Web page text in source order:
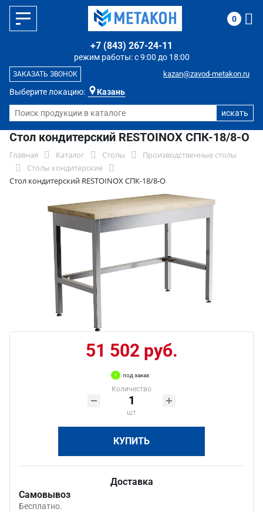
Выберите локацию: Казань
режим работы: с 9:00 до 18:00
+7 (843) 267-24-11
kazan@zavod-metakon.ru
ЗАКАЗАТЬ ЗВОНОК
0
Стол кондитерский RESTOINOX СПК-18/8-О
Главная Каталог Столы
Производственные столы
Столы кондитерские
Стол кондитерский RESTOINOX СПК-18/8-О
51 502 руб.
под заказ
Количество
шт
КУПИТЬ
Доставка
Самовывоз
Бесплатно.